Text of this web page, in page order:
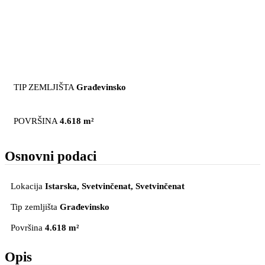
TIP ZEMLJIŠTA Građevinsko
POVRŠINA 4.618 m²
Osnovni podaci
Lokacija Istarska, Svetvinčenat, Svetvinčenat
Tip zemljišta Građevinsko
Površina 4.618 m²
Opis